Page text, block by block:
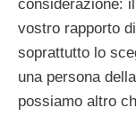
considerazione:
vostro rapporto
soprattutto lo
una persona
possiamo altro